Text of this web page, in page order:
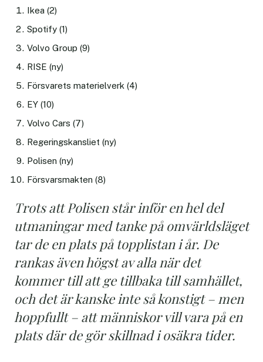
Ikea (2)
Spotify (1)
Volvo Group (9)
RISE (ny)
Försvarets materielverk (4)
EY (10)
Volvo Cars (7)
Regeringskansliet (ny)
Polisen (ny)
Försvarsmakten (8)
Trots att Polisen står inför en hel del
utmaningar med tanke på omvärldsläget
tar de en plats på topplistan i år. De
rankas även högst av alla när det
kommer till att ge tillbaka till samhället,
och det är kanske inte så konstigt – men
hoppfullt – att människor vill vara på en
plats där de gör skillnad i osäkra tider.